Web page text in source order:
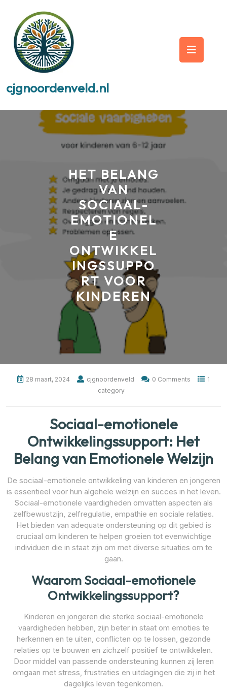
content
cjgnoordenveld.nl
HET BELANG
VAN
SOCIAAL-
EMOTIONEL
E
ONTWIKKEL
INGSSUPPO
RT VOOR
KINDEREN
28 maart, 2024 cjgnoordenveld 0 Comments
1
category
Sociaal-emotionele
Ontwikkelingssupport: Het
Belang van Emotionele Welzijn
De sociaal-emotionele ontwikkeling van kinderen en jongeren
is essentieel voor hun algehele welzijn en succes in het leven.
Sociaal-emotionele vaardigheden omvatten aspecten als
zelfbewustzijn, zelfregulatie, empathie en sociale relaties.
Het bieden van adequate ondersteuning op dit gebied is
cruciaal om kinderen te helpen groeien tot evenwichtige
individuen die in staat zijn om met diverse situaties om te
gaan.
Waarom Sociaal-emotionele
Ontwikkelingssupport?
Kinderen en jongeren die sterke sociaal-emotionele
vaardigheden hebben, zijn beter in staat om emoties te
herkennen en te uiten, conflicten op te lossen, gezonde
relaties op te bouwen en zichzelf positief te ontwikkelen.
Door middel van passende ondersteuning kunnen zij leren
omgaan met stress, frustraties en uitdagingen die zij in het
dagelijks leven tegenkomen.